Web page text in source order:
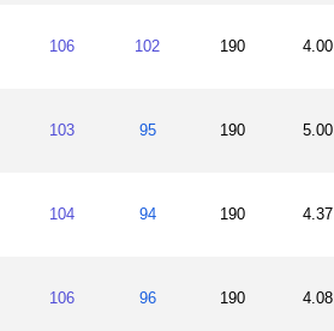
106 102 190 4.00
103 95 190 5.00
104 94 190 4.37
106 96 190 4.08